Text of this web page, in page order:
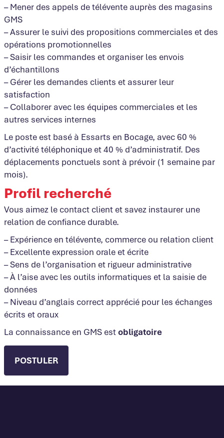
– Mener des appels de télévente auprès des magasins
GMS
– Assurer le suivi des propositions commerciales et des
opérations promotionnelles
– Saisir les commandes et organiser les envois
d’échantillons
– Gérer les demandes clients et assurer leur
satisfaction
– Collaborer avec les équipes commerciales et les
autres services internes
Le poste est basé à Essarts en Bocage, avec 60 %
d’activité téléphonique et 40 % d’administratif. Des
déplacements ponctuels sont à prévoir (1 semaine par
mois).
Profil recherché
Vous aimez le contact client et savez instaurer une
relation de confiance durable.
– Expérience en télévente, commerce ou relation client
– Excellente expression orale et écrite
– Sens de l’organisation et rigueur administrative
– À l’aise avec les outils informatiques et la saisie de
données
– Niveau d’anglais correct apprécié pour les échanges
écrits et oraux
La connaissance en GMS estobligatoire
POSTULER